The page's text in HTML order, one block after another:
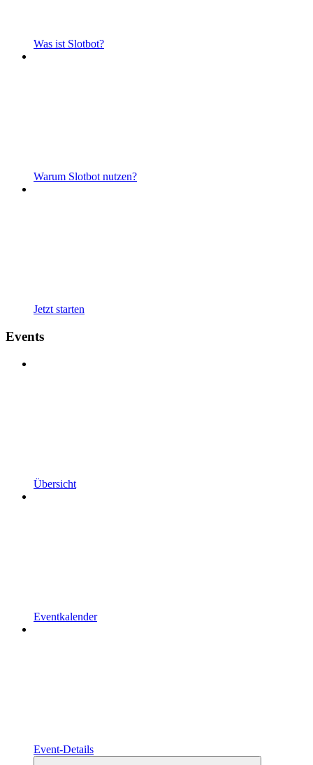
Was ist Slotbot?
Warum Slotbot nutzen?
Jetzt starten
Events
Übersicht
Eventkalender
Event-Details